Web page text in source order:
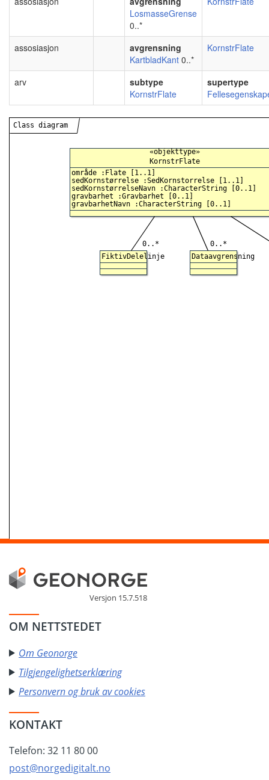
LosmasseGrense
0..*
assosiasjon
avgrensning
KartbladKant 0..*
KornstrFlate
arv
subtype
KornstrFlate
supertype